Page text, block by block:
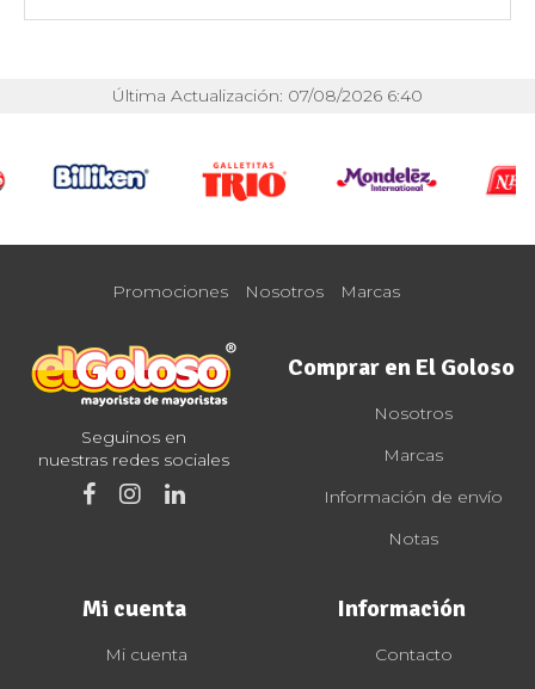
Última Actualización: 07/08/2026 6:40
Promociones Nosotros Marcas
Seguinos en
nuestras redes sociales
Comprar en El Goloso
Nosotros
Marcas
Información de envío
Notas
Mi cuenta
Mi cuenta
Información
Contacto